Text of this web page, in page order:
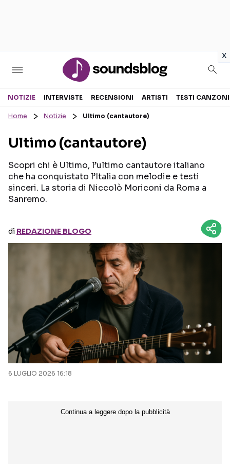
x
Sezioni
RECENSIONI MUSICALI
INTERVISTE
GOSSIP E CURIOSITÀ
TESTI CANZONI
TOUR ED EVENTI
TALENT SHOW
Seguici sui social
NOTIZIE INTERVISTE RECENSIONI ARTISTI TESTI CANZONI
Home Notizie Ultimo (cantautore)
Ultimo (cantautore)
Scopri chi è Ultimo, l’ultimo cantautore italiano
che ha conquistato l’Italia con melodie e testi
sinceri. La storia di Niccolò Moriconi da Roma a
Sanremo.
di REDAZIONE BLOGO
6 LUGLIO 2026 16:18